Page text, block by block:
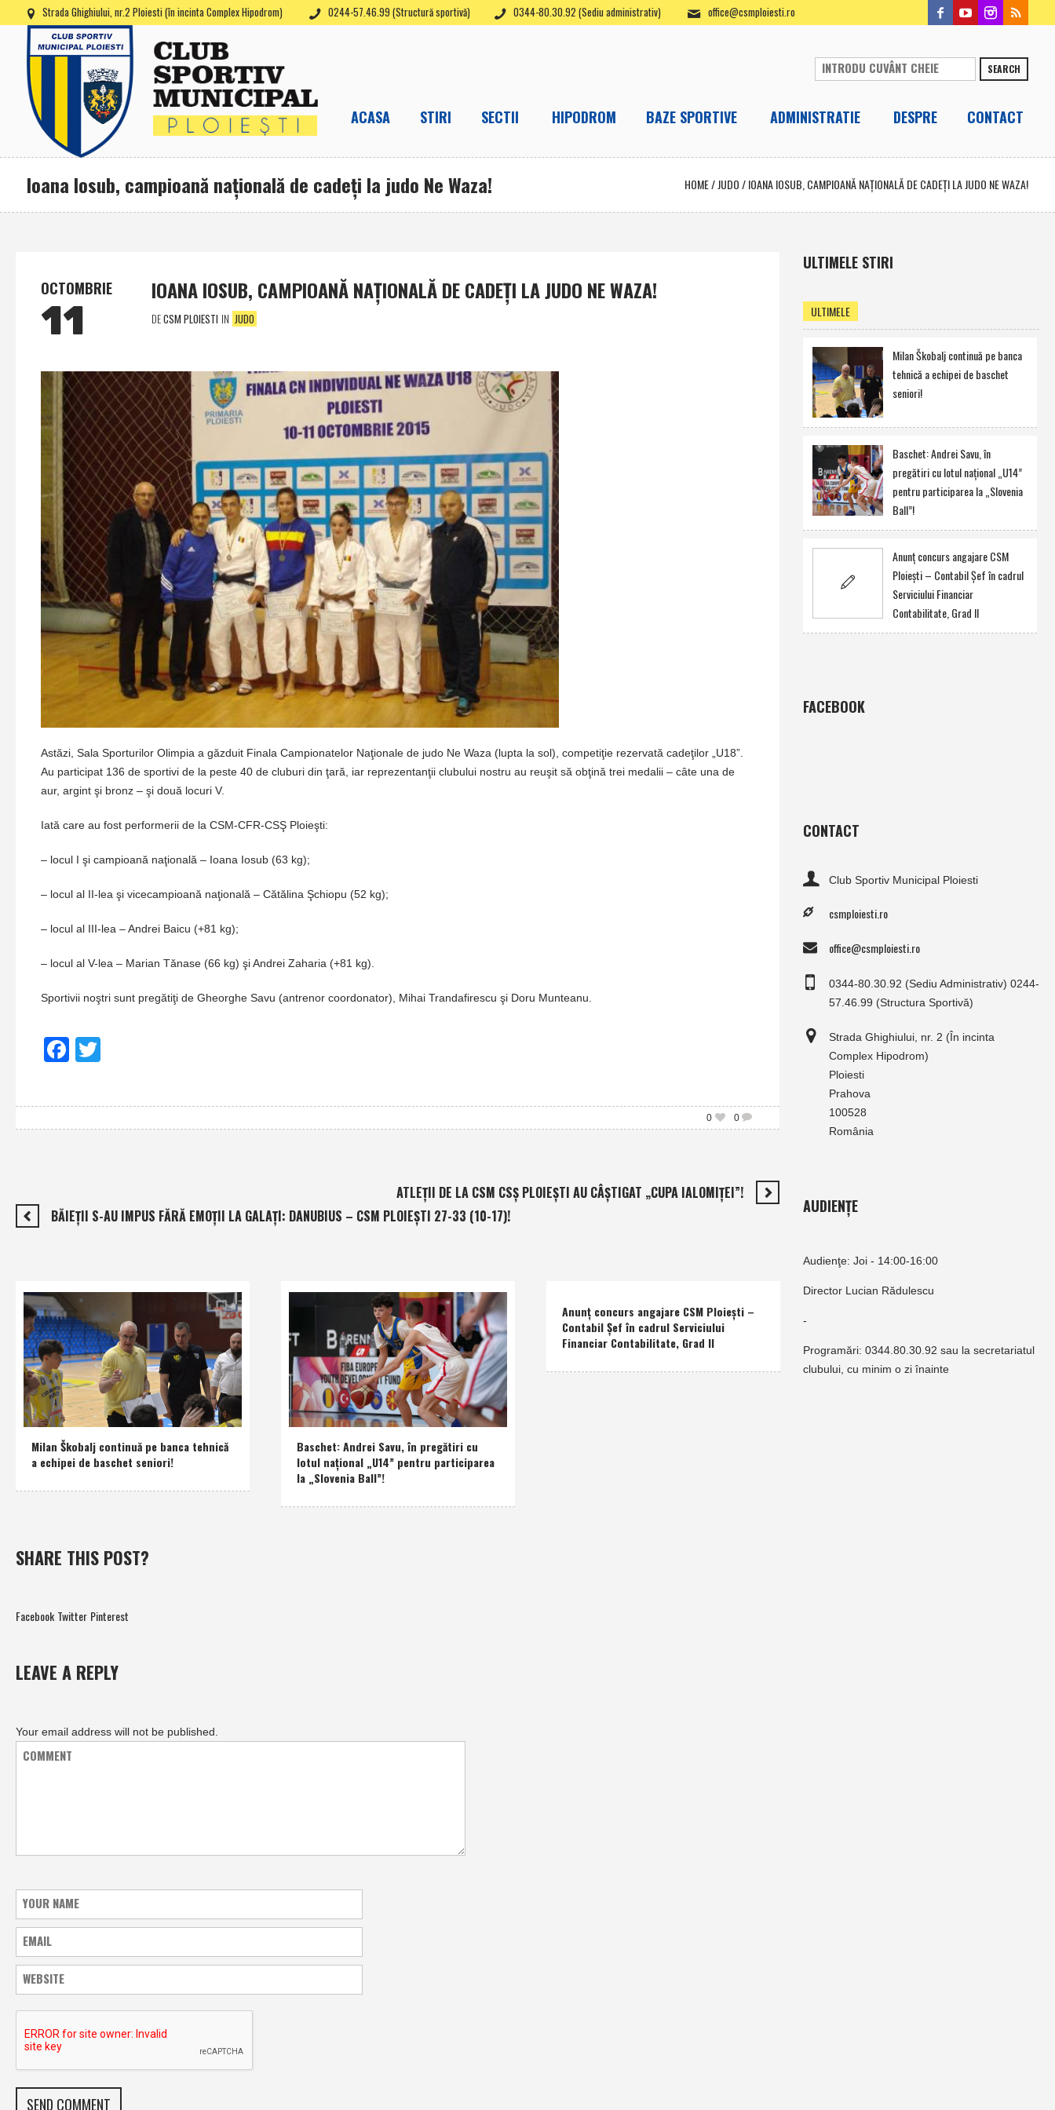
Strada Ghighiului, nr.2 Ploiesti (în incinta Complex Hipodrom) 0244-57.46.99 (Structură sportivă) 0344-80.30.92 (Sediu administrativ) office@csmploiesti.ro
SEARCH
ACASA STIRI SECTII HIPODROM BAZE SPORTIVE ADMINISTRATIE DESPRE CONTACT
Ioana Iosub, campioană naţională de cadeţi la judo Ne Waza! HOME/JUDO /IOANA IOSUB, CAMPIOANĂ NAŢIONALĂ DE CADEŢI LA JUDO NE WAZA!
OCTOMBRIE
11
IOANA IOSUB, CAMPIOANĂ NAŢIONALĂ DE CADEŢI LA JUDO NE WAZA!
DECSM PLOIESTI IN JUDO
Astăzi, Sala Sporturilor Olimpia a găzduit Finala Campionatelor Naţionale de judo Ne Waza (lupta la sol), competiţie rezervată cadeţilor „U18”.
Au participat 136 de sportivi de la peste 40 de cluburi din ţară, iar reprezentanţii clubului nostru au reuşit să obţină trei medalii – câte una de
aur, argint şi bronz – şi două locuri V.
Iată care au fost performerii de la CSM-CFR-CSŞ Ploieşti:
– locul I şi campioană naţională – Ioana Iosub (63 kg);
– locul al II-lea şi vicecampioană naţională – Cătălina Şchiopu (52 kg);
– locul al III-lea – Andrei Baicu (+81 kg);
– locul al V-lea – Marian Tănase (66 kg) şi Andrei Zaharia (+81 kg).
Sportivii noştri sunt pregătiţi de Gheorghe Savu (antrenor coordonator), Mihai Trandafirescu şi Doru Munteanu.
Facebook
0
0
ATLEŢII DE LA CSM CSŞ PLOIEŞTI AU CÂŞTIGAT „CUPA IALOMIŢEI”!
BĂIEŢII S-AU IMPUS FĂRĂ EMOŢII LA GALAŢI: DANUBIUS – CSM PLOIEŞTI 27-33 (10-17)!
Milan Škobalj continuă pe banca tehnică
a echipei de baschet seniori!
Baschet: Andrei Savu, în pregătiri cu
lotul naţional „U14” pentru participarea
la „Slovenia Ball”!
Anunţ concurs angajare CSM Ploieşti –
Contabil Şef în cadrul Serviciului
Financiar Contabilitate, Grad II
SHARE THIS POST?
Facebook Twitter Pinterest
LEAVE A REPLY
Your email address will not be published.
ULTIMELE STIRI
ULTIMELE
Milan Škobalj continuă pe banca
tehnică a echipei de baschet
seniori!
Baschet: Andrei Savu, în
pregătiri cu lotul naţional „U14”
pentru participarea la „Slovenia
Ball”!
Anunţ concurs angajare CSM
Ploieşti – Contabil Şef în cadrul
Serviciului Financiar
Contabilitate, Grad II
FACEBOOK
CONTACT
Club Sportiv Municipal Ploiesti
csmploiesti.ro
office@csmploiesti.ro
0344-80.30.92 (Sediu Administrativ) 0244-
57.46.99 (Structura Sportivă)
Strada Ghighiului, nr. 2 (În incinta
Complex Hipodrom)
Ploiesti
Prahova
100528
România
AUDIENȚE
Audienţe: Joi - 14:00-16:00
Director Lucian Rădulescu
-
Programări: 0344.80.30.92 sau la secretariatul
clubului, cu minim o zi înainte